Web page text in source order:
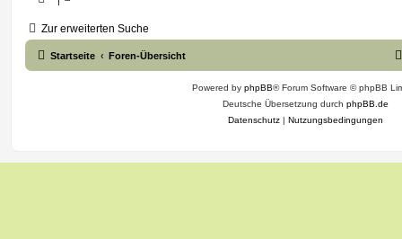
Zur erweiterten Suche
Startseite Foren-Übersicht
Powered by phpBB® Forum Software © phpBB
Deutsche Übersetzung durch phpBB.de
Datenschutz | Nutzungsbedingungen